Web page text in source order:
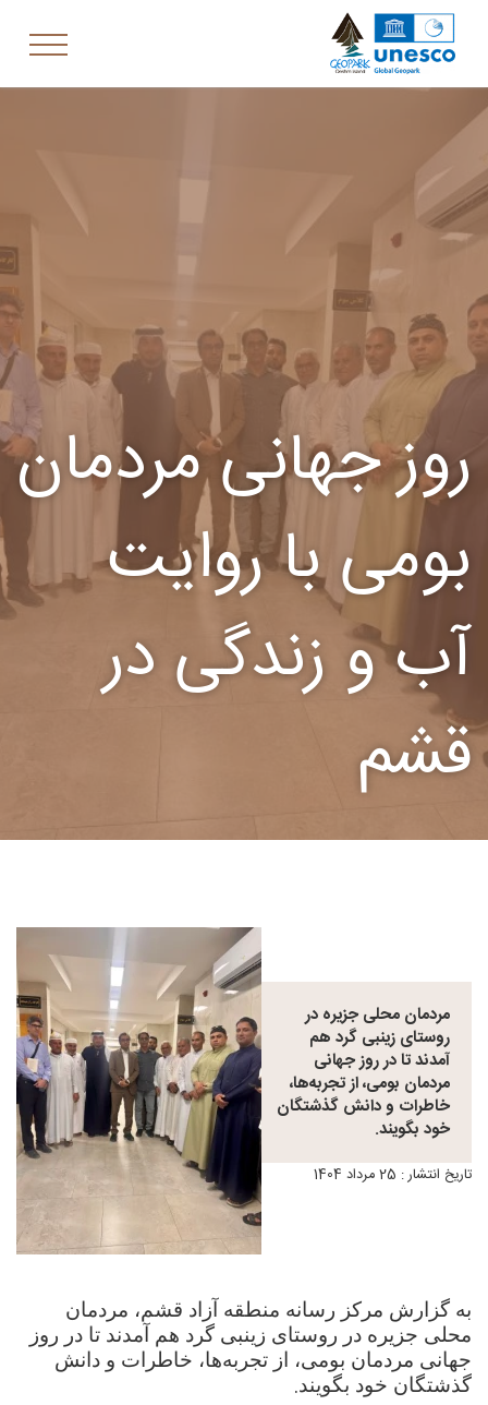
روز جهانی مردمان
بومی با روایت‌
آب و زندگی در
قشم
مردمان محلی جزیره در
روستای زینبی گرد هم
آمدند تا در روز جهانی
مردمان بومی، از تجربه‌ها،
خاطرات و دانش گذشتگان
خود بگویند.
تاریخ انتشار : 25 مرداد 1404
به گزارش مرکز رسانه منطقه آزاد قشم، مردمان
محلی جزیره در روستای زینبی گرد هم آمدند تا در روز
جهانی مردمان بومی، از تجربه‌ها، خاطرات و دانش
گذشتگان خود بگویند.